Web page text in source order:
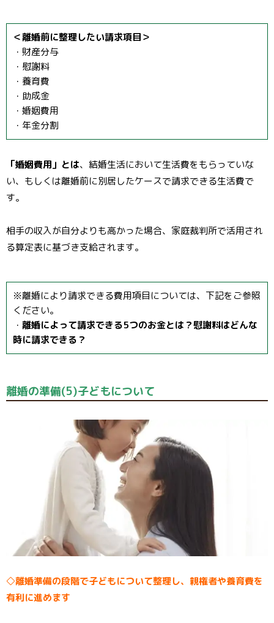
＜離婚前に整理したい請求項目＞
・財産分与
・慰謝料
・養育費
・助成金
・婚姻費用
・年金分割
「婚姻費用」とは、結婚生活において生活費をもらっていな
い、もしくは離婚前に別居したケースで請求できる生活費で
す。
相手の収入が自分よりも高かった場合、家庭裁判所で活用され
る算定表に基づき支給されます。
※離婚により請求できる費用項目については、下記をご参照
ください。
・ 離婚によって請求できる5つのお金とは？慰謝料はどんな
時に請求できる？
離婚の準備(5)子どもについて
◇離婚準備の段階で子どもについて整理し、親権者や養育費を
有利に進めます